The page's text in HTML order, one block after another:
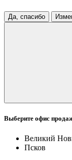
Да, спасибо
Выберите офис
Великий
Псков